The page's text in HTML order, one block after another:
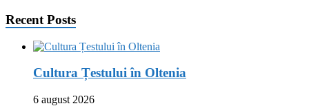
Recent Posts
Cultura Țestului în Oltenia
6 august 2026